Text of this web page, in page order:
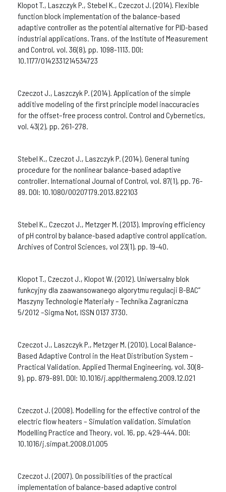
Klopot T., Laszczyk P., Stebel K., Czeczot J. (2014). Flexible
function block implementation of the balance-based
adaptive controller as the potential alternative for PID-based
industrial applications. Trans. of the Institute of Measurement
and Control, vol. 36(8), pp. 1098-1113. DOI:
10.1177/0142331214534723
Czeczot J., Laszczyk P. (2014). Application of the simple
additive modeling of the first principle model inaccuracies
for the offset–free process control. Control and Cybernetics,
vol. 43(2), pp. 261-278.
Stebel K., Czeczot J., Laszczyk P. (2014). General tuning
procedure for the nonlinear balance-based adaptive
controller. International Journal of Control, vol. 87(1), pp. 76-
89. DOI: 10.1080/00207179.2013.822103
Stebel K., Czeczot J., Metzger M. (2013). Improving efficiency
of pH control by balance-based adaptive control application.
Archives of Control Sciences, vol 23(1), pp. 19-40.
Klopot T., Czeczot J., Klopot W. (2012). Uniwersalny blok
funkcyjny dla zaawansowanego algorytmu regulacji B-BAC”
Maszyny Technologie Materiały – Technika Zagraniczna
5/2012 –Sigma Not, ISSN 0137 3730.
Czeczot J., Laszczyk P., Metzger M. (2010). Local Balance-
Based Adaptive Control in the Heat Distribution System –
Practical Validation. Applied Thermal Engineering, vol. 30(8-
9), pp. 879-891. DOI: 10.1016/j.applthermaleng.2009.12.021
Czeczot J. (2008). Modelling for the effective control of the
electric flow heaters – Simulation validation. Simulation
Modelling Practice and Theory, vol. 16, pp. 429-444. DOI:
10.1016/j.simpat.2008.01.005
Czeczot J. (2007). On possibilities of the practical
implementation of balance-based adaptive control